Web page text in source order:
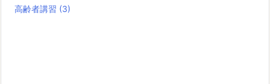
高齢者講習 (3)